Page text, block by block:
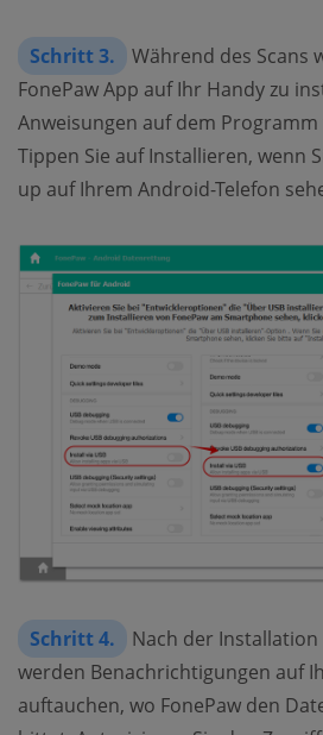
Schritt 3.
Während des Scans
FonePaw App auf Ihr Handy zu
Anweisungen auf dem
Tippen Sie auf Installieren, wenn
up auf Ihrem Android-Telefon
Schritt 4.
Nach der Installation
werden Benachrichtigungen auf
auftauchen, wo FonePaw den